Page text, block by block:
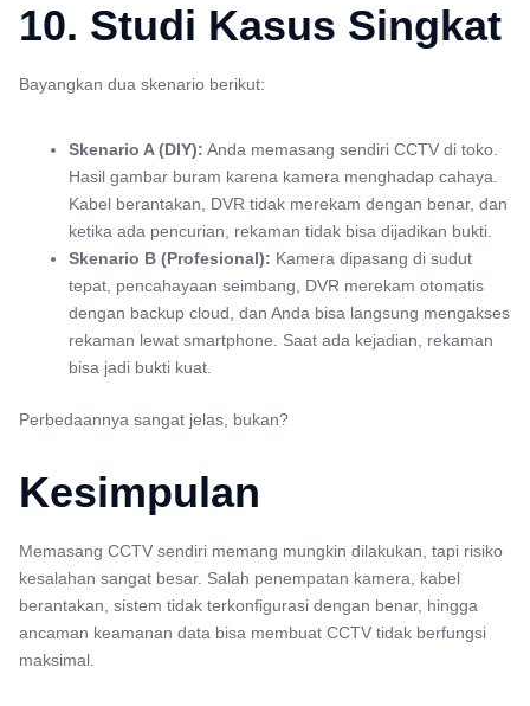
10. Studi Kasus Singkat
Bayangkan dua skenario berikut:
Skenario A (DIY): Anda memasang sendiri CCTV di toko.
Hasil gambar buram karena kamera menghadap cahaya.
Kabel berantakan, DVR tidak merekam dengan benar, dan
ketika ada pencurian, rekaman tidak bisa dijadikan bukti.
Skenario B (Profesional): Kamera dipasang di sudut
tepat, pencahayaan seimbang, DVR merekam otomatis
dengan backup cloud, dan Anda bisa langsung mengakses
rekaman lewat smartphone. Saat ada kejadian, rekaman
bisa jadi bukti kuat.
Perbedaannya sangat jelas, bukan?
Kesimpulan
Memasang CCTV sendiri memang mungkin dilakukan, tapi risiko
kesalahan sangat besar. Salah penempatan kamera, kabel
berantakan, sistem tidak terkonfigurasi dengan benar, hingga
ancaman keamanan data bisa membuat CCTV tidak berfungsi
maksimal.